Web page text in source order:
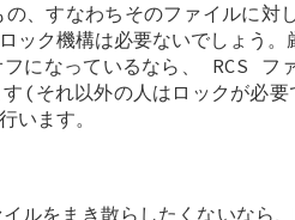
、すなわちそのファイルに対
ック機構は必要ないでしょう
になっているなら、 RCS フ
(それ以外の人はロックが必
います。
ルをまき散らしたくないなら